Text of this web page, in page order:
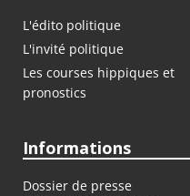
L'édito politique
L'invité politique
Les courses hippiques et
pronostics
Informations
Dossier de presse